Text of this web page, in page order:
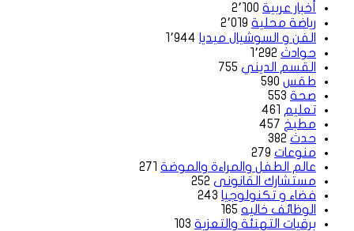
أخبار عربية 2٬100
رياضة محلية 2٬019
الفن و السوشيال ميديا 1٬944
حوادث 1٬292
القسم الديني 755
طقس 590
صحة 553
تعليم 461
مطبخ 457
حدث 382
منوعات 279
عالم الطفل والمراءة والموضة 271
مستشارك القانونى 252
فضاء و تكنولوجيا 243
الوظائف خاليه 165
برقيات التهنئة والتعزية 103